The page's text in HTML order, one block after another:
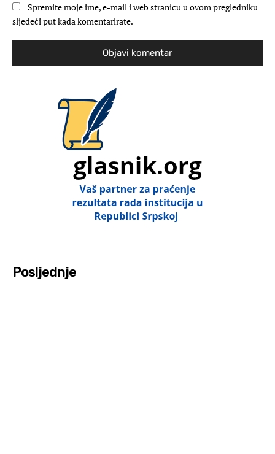
Spremite moje ime, e-mail i web stranicu u ovom pregledniku
sljedeći put kada komentarirate.
Posljednje